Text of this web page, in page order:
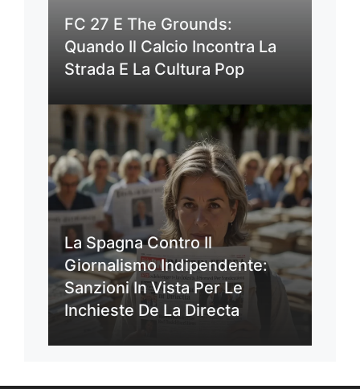
FC 27 E The Grounds:
Quando Il Calcio Incontra La
Strada E La Cultura Pop
La Spagna Contro Il
Giornalismo Indipendente:
Sanzioni In Vista Per Le
Inchieste De La Directa